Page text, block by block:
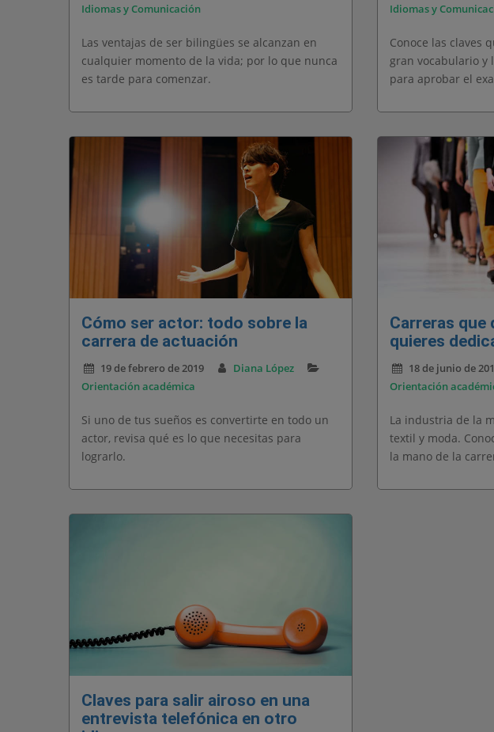
Idiomas y Comunicación
Las ventajas de ser bilingües se alcanzan en
cualquier momento de la vida; por lo que nunca
es tarde para comenzar.
Idiomas y
Conoce las claves
gran vocabulario y
para aprobar el
Cómo ser actor: todo sobre la
carrera de actuación
19 de febrero de 2019
Diana López
Orientación académica
Si uno de tus sueños es convertirte en todo un
actor, revisa qué es lo que necesitas para
lograrlo.
Carreras que
quieres
18 de junio de
Orientación
La industria de la
textil y moda.
la mano de la
Claves para salir airoso en una
entrevista telefónica en otro